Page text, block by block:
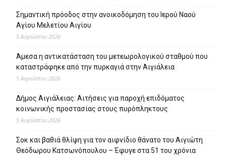
Σημαντική πρόοδος στην ανοικοδόμηση του Ιερού Ναού
Αγίου Μελετίου Αιγίου
5 Αυγούστου 2026
Άμεσα η αντικατάσταση του μετεωρολογικού σταθμού που
καταστράφηκε από την πυρκαγιά στην Αιγιάλεια
5 Αυγούστου 2026
Δήμος Αιγιάλειας: Αιτήσεις για παροχή επιδόματος
κοινωνικής προστασίας στους πυρόπληκτους
5 Αυγούστου 2026
Σοκ και βαθιά θλίψη για τον αιφνίδιο θάνατο του Αιγιώτη
Θεόδωρου Κατσωνόπουλου – Έφυγε στα 51 του χρόνια